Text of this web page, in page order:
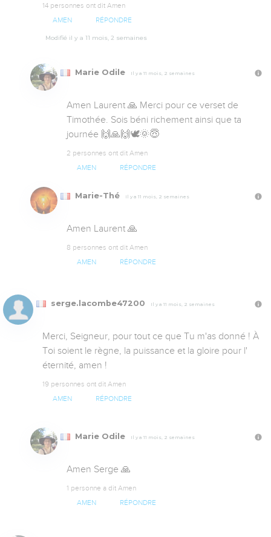
14 personnes ont dit Amen
AMEN RÉPONDRE
Modifié il y a 11 mois, 2 semaines
Marie Odile Il y a 11 mois, 2 semaines
Amen Laurent 🙏 Merci pour ce verset de
Timothée. Sois béni richement ainsi que ta
journée 🙌🙏🙌🕊️🌞😇
2 personnes ont dit Amen
AMEN RÉPONDRE
Marie-Thé Il y a 11 mois, 2 semaines
Amen Laurent 🙏
8 personnes ont dit Amen
AMEN RÉPONDRE
serge.lacombe47200 Il y a 11 mois, 2 semaines
Merci, Seigneur, pour tout ce que Tu m'as donné ! À
Toi soient le règne, la puissance et la gloire pour l'
éternité, amen !
19 personnes ont dit Amen
AMEN RÉPONDRE
Marie Odile Il y a 11 mois, 2 semaines
Amen Serge 🙏
1 personne a dit Amen
AMEN RÉPONDRE